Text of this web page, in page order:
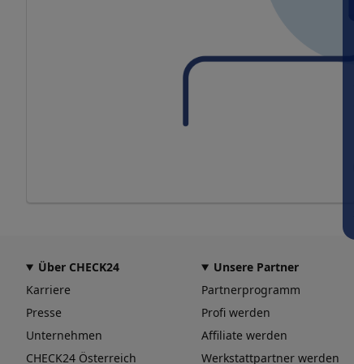
Über CHECK24
Karriere
Presse
Unternehmen
CHECK24 Österreich
Unsere Partner
Partnerprogramm
Profi werden
Affiliate werden
Werkstattpartner werden